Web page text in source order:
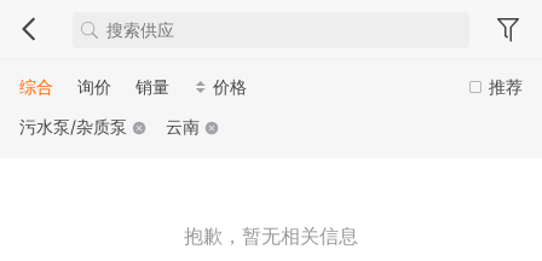
推荐
综合 询价 销量
价格
污水泵/杂质泵
云南
抱歉，暂无相关信息